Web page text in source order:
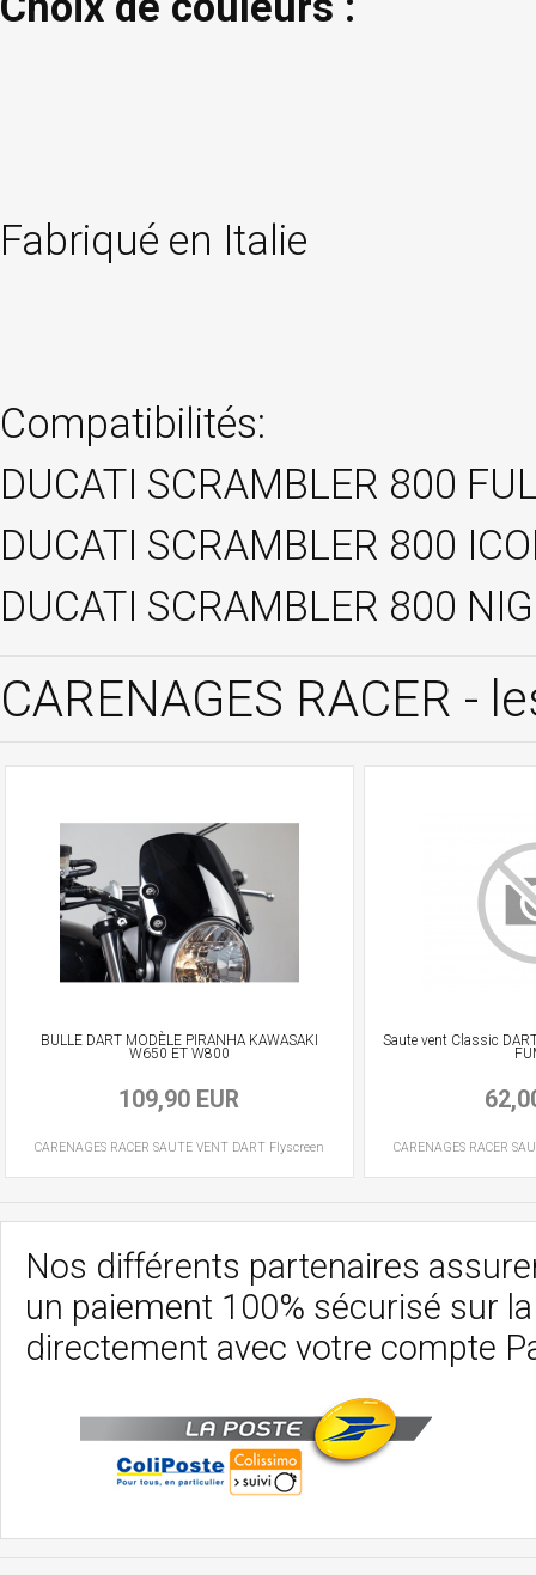
Fabriqué en Italie
Compatibilités:
DUCATI SCRAMBLER 800
DUCATI SCRAMBLER 800
DUCATI SCRAMBLER 800
CARENAGES RACER -
BULLE DART MODÈLE PIRANHA KAWASAKI
W650 ET W800
109,90 EUR
CARENAGES RACER SAUTE VENT DART Flyscreen
Saute vent Classic
CARENAGES RACER
Nos différents partenaires
un paiement 100% sécurisé sur
directement avec votre compte